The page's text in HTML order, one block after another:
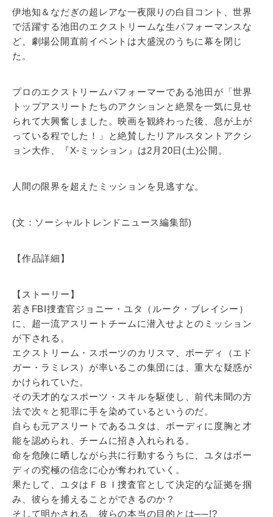
伊地知＆なだぎの超レアな一夜限りの白目コント、世界
で活躍する池田のエクストリームな生パフォーマンスな
ど、劇場公開直前イベントは大盛況のうちに幕を閉じ
た。
プロのエクストリームパフォーマーである池田が「世界
トップアスリートたちのアクションと絶景を一気に見せ
られて大興奮しました。映画を観終わった後、息が上が
っている程でした！」と絶賛したリアルスタントアクシ
ョン大作、『X-ミッション』は2月20日(土)公開。
人間の限界を超えたミッションを見逃すな。
(文：ソーシャルトレンドニュース編集部)
【作品詳細】
【ストーリー】
若きFBI捜査官ジョニー・ユタ（ルーク・ブレイシー）
に、超一流アスリートチームに潜入せよとのミッション
が下される。
エクストリーム・スポーツのカリスマ、ボーディ（エド
ガー・ラミレス）が率いるこの集団には、重大な疑惑が
かけられていた。
その天才的なスポーツ・スキルを駆使し、前代未聞の方
法で次々と犯罪に手を染めているというのだ。
自らも元アスリートであるユタは、ボーディに度胸と才
能を認められ、チームに招き入れられる。
命を危険に晒しながら共に行動するうちに、ユタはボー
ディの究極の信念に心が奪われていく。
果たして、ユタはＦＢＩ捜査官として決定的な証拠を掴
み、彼らを捕えることができるのか？
そして明かされる、彼らの本当の目的とは──!?